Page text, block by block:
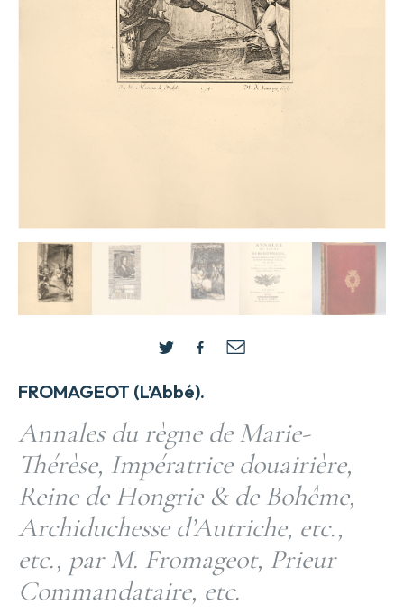
FROMAGEOT (L’Abbé).
Annales du règne de Marie-
Thérèse, Impératrice douairière,
Reine de Hongrie & de Bohême,
Archiduchesse d’Autriche, etc.,
etc., par M. Fromageot, Prieur
Commandataire, etc.